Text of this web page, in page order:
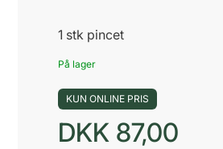
1 stk pincet
På lager
KUN ONLINE PRIS
DKK 87,00